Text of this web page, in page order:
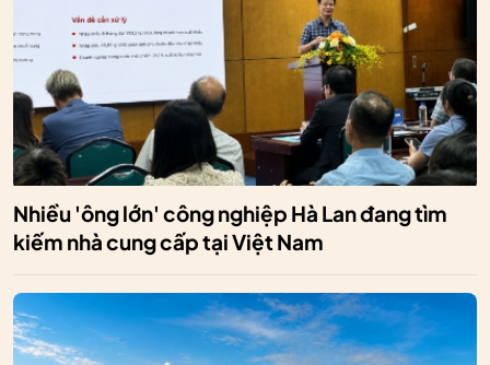
Nhiều 'ông lớn' công nghiệp Hà Lan đang tìm
kiếm nhà cung cấp tại Việt Nam